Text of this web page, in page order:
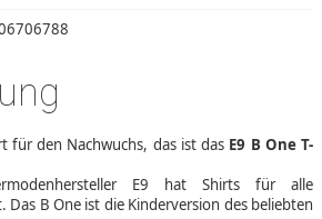
für den Nachwuchs, das ist das E9 B One T-
E9 hat Shirts für alle
Das B One ist die Kinderversion des beliebten